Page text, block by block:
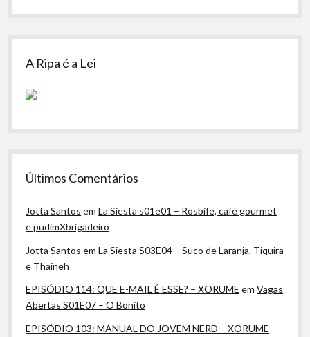
A Ripa é a Lei
Últimos Comentários
Jotta Santos emLa Siesta s01e01 – Rosbife, café gourmet
e pudimXbrigadeiro
Jotta Santos emLa Siesta S03E04 – Suco de Laranja, Tiquira
e Thaineh
EPISÓDIO 114: QUE E-MAIL É ESSE? – XORUME emVagas
Abertas S01E07 – O Bonito
EPISÓDIO 103: MANUAL DO JOVEM NERD – XORUME